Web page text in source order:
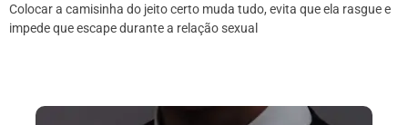
Colocar a camisinha do jeito certo muda tudo, evita que ela rasgue e
impede que escape durante a relação sexual